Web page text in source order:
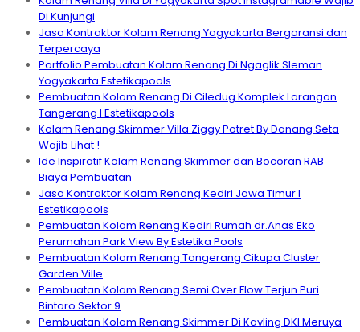
Di Kunjungi
Jasa Kontraktor Kolam Renang Yogyakarta Bergaransi dan
Terpercaya
Portfolio Pembuatan Kolam Renang Di Ngaglik Sleman
Yogyakarta Estetikapools
Pembuatan Kolam Renang Di Ciledug Komplek Larangan
Tangerang I Estetikapools
Kolam Renang Skimmer Villa Ziggy Potret By Danang Seta
Wajib Lihat !
Ide Inspiratif Kolam Renang Skimmer dan Bocoran RAB
Biaya Pembuatan
Jasa Kontraktor Kolam Renang Kediri Jawa Timur I
Estetikapools
Pembuatan Kolam Renang Kediri Rumah dr.Anas Eko
Perumahan Park View By Estetika Pools
Pembuatan Kolam Renang Tangerang Cikupa Cluster
Garden Ville
Pembuatan Kolam Renang Semi Over Flow Terjun Puri
Bintaro Sektor 9
Pembuatan Kolam Renang Skimmer Di Kavling DKI Meruya